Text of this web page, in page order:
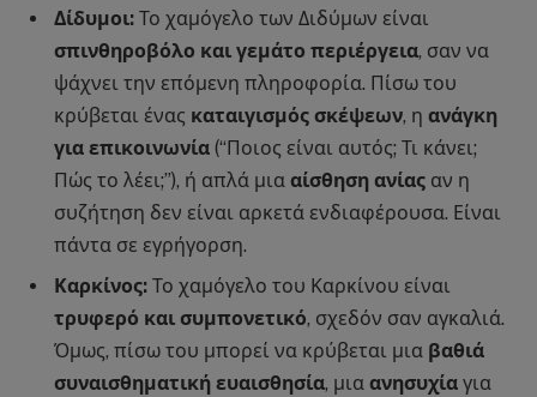
Δίδυμοι: Το χαμόγελο των Διδύμων είναι
σπινθηροβόλο και γεμάτο περιέργεια, σαν να
ψάχνει την επόμενη πληροφορία. Πίσω του
κρύβεται ένας καταιγισμός σκέψεων, η ανάγκη
για επικοινωνία (“Ποιος είναι αυτός; Τι κάνει;
Πώς το λέει;”), ή απλά μια αίσθηση ανίας αν η
συζήτηση δεν είναι αρκετά ενδιαφέρουσα. Είναι
πάντα σε εγρήγορση.
Καρκίνος: Το χαμόγελο του Καρκίνου είναι
τρυφερό και συμπονετικό, σχεδόν σαν αγκαλιά.
Όμως, πίσω του μπορεί να κρύβεται μια βαθιά
συναισθηματική ευαισθησία, μια ανησυχία για